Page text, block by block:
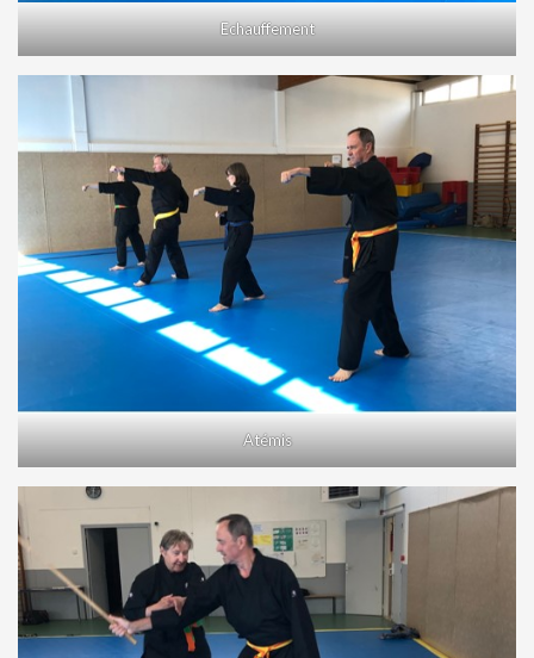
Echauffement
Atémis